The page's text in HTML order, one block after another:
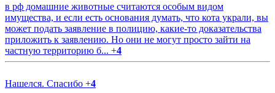
в рф домашние животные считаются особым видом
имущества, и если есть основания думать, что кота украли, вы
может подать заявление в полицию, какие-то доказательства
приложить к заявлению. Но они не могут просто зайти на
частную территорию б... +4
Нашелся. Спасибо +4